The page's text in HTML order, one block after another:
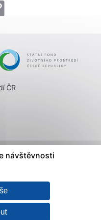
ČR
životního prostředí ČR
návštěvnosti